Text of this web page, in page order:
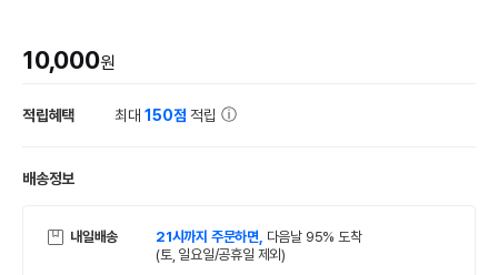
10,000원
적립혜택 최대150점 적립
배송정보
내일배송 21시까지 주문하면, 다음날 95% 도착
(토, 일요일/공휴일 제외)